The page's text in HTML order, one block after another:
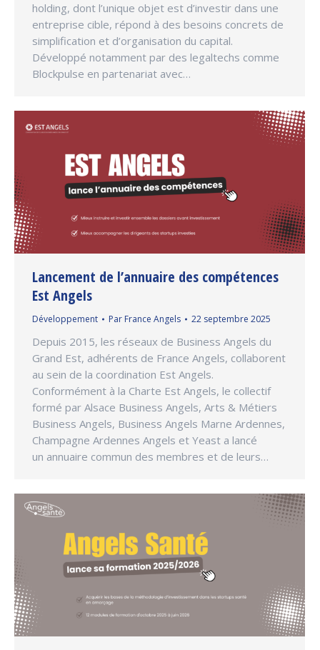
holding, dont l’unique objet est d’investir dans une
entreprise cible, répond à des besoins concrets de
simplification et d’organisation du capital.
Développé notamment par des legaltechs comme
Blockpulse en partenariat avec…
Lancement de l’annuaire des compétences
Est Angels
Développement Par France Angels 22 septembre 2025
Depuis 2015, les réseaux de Business Angels du
Grand Est, adhérents de France Angels, collaborent
au sein de la coordination Est Angels.
Conformément à la Charte Est Angels, le collectif
formé par Alsace Business Angels, Arts & Métiers
Business Angels, Business Angels Marne Ardennes,
Champagne Ardennes Angels et Yeast a lancé
un annuaire commun des membres et de leurs…